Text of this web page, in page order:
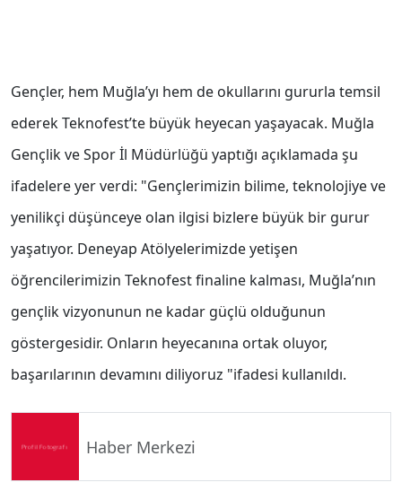
Gençler, hem Muğla’yı hem de okullarını gururla temsil
ederek Teknofest’te büyük heyecan yaşayacak. Muğla
Gençlik ve Spor İl Müdürlüğü yaptığı açıklamada şu
ifadelere yer verdi: "Gençlerimizin bilime, teknolojiye ve
yenilikçi düşünceye olan ilgisi bizlere büyük bir gurur
yaşatıyor. Deneyap Atölyelerimizde yetişen
öğrencilerimizin Teknofest finaline kalması, Muğla’nın
gençlik vizyonunun ne kadar güçlü olduğunun
göstergesidir. Onların heyecanına ortak oluyor,
başarılarının devamını diliyoruz "ifadesi kullanıldı.
Haber Merkezi